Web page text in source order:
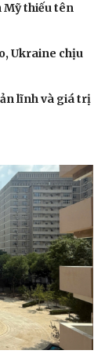
Mỹ thiếu tên
Ukraine chịu
lĩnh và giá trị